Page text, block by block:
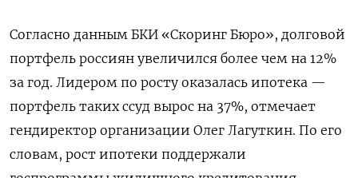
Согласно данным БКИ «Скоринг Бюро», долговой
портфель россиян увеличился более чем на 12%
за год. Лидером по росту оказалась ипотека —
портфель таких ссуд вырос на 37%, отмечает
гендиректор организации Олег Лагуткин. По его
словам, рост ипотеки поддержали